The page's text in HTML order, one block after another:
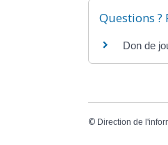
Questions ?
Don de
© Direction de